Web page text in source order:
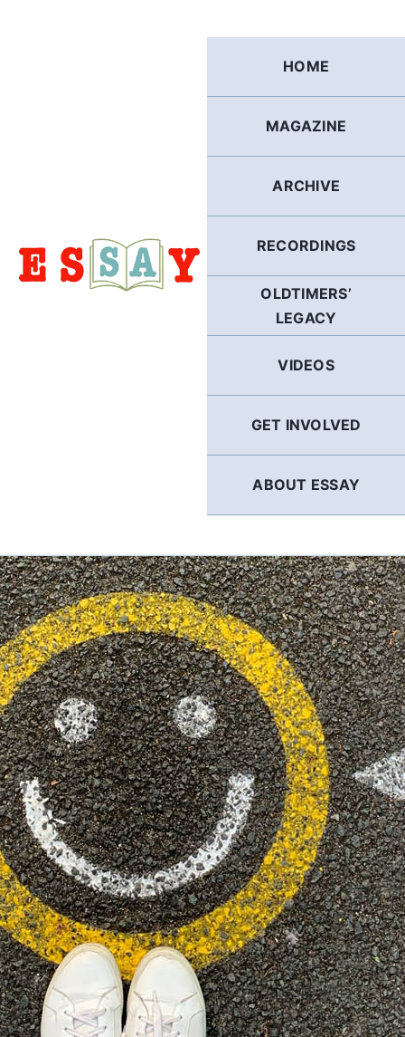
HOME
MAGAZINE
ARCHIVE
RECORDINGS
OLDTIMERS’
LEGACY
VIDEOS
GET INVOLVED
ABOUT ESSAY